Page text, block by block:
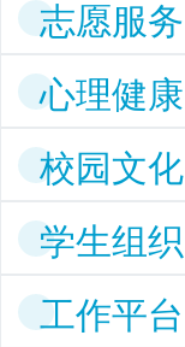
志愿服务
心理健康
校园文化
学生组织
工作平台